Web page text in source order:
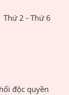
2 - Thứ 6
độc quyền